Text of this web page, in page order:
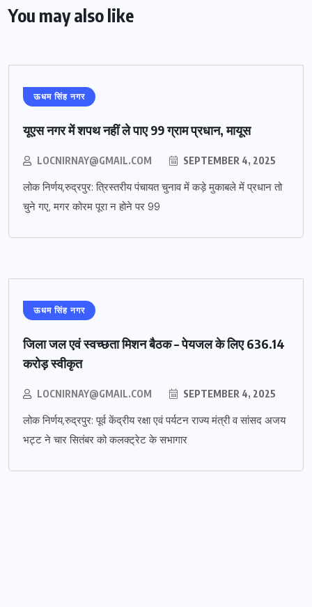
You may also like
ऊधम सिंह नगर
यूएस नगर में शपथ नहीं ले पाए 99 ग्राम प्रधान, मायूस
LOCNIRNAY@GMAIL.COM SEPTEMBER 4, 2025
लोक निर्णय,रुद्रपुर: त्रिस्तरीय पंचायत चुनाव में कड़े मुकाबले में प्रधान तो
चुने गए, मगर कोरम पूरा न होने पर 99
ऊधम सिंह नगर
जिला जल एवं स्वच्छता मिशन बैठक – पेयजल के लिए 636.14
करोड़ स्वीकृत
LOCNIRNAY@GMAIL.COM SEPTEMBER 4, 2025
लोक निर्णय,रुद्रपुर: पूर्व केंद्रीय रक्षा एवं पर्यटन राज्य मंत्री व सांसद अजय
भट्ट ने चार सितंबर को कलक्ट्रेट के सभागार